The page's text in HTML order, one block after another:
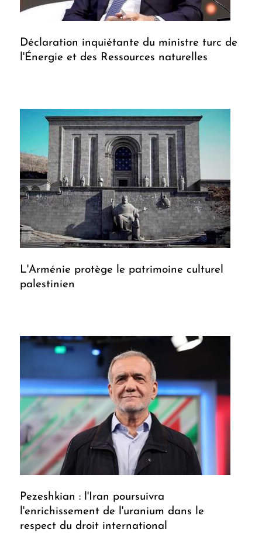
Déclaration inquiétante du ministre turc de
l'Énergie et des Ressources naturelles
L'Arménie protège le patrimoine culturel
palestinien
Pezeshkian : l'Iran poursuivra
l'enrichissement de l'uranium dans le
respect du droit international